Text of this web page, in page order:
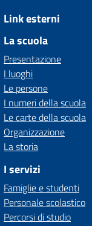
Link esterni
La scuola
Presentazione
I luoghi
Le persone
I numeri della scuola
Le carte della scuola
Organizzazione
La storia
I servizi
Famiglie e studenti
Personale scolastico
Percorsi di studio